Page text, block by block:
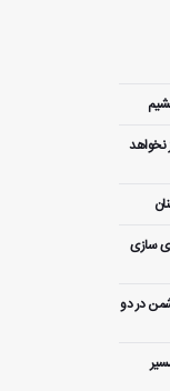
نخواهد
سازی
در دو